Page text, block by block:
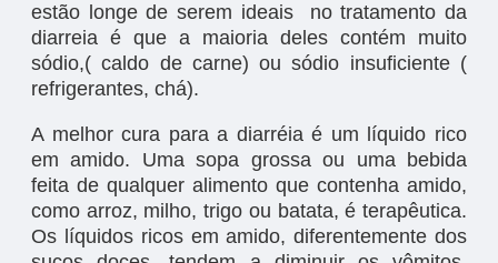
estão longe de serem ideais no tratamento da
diarreia é que a maioria deles contém muito
sódio,( caldo de carne) ou sódio insuficiente (
refrigerantes, chá).
A melhor cura para a diarréia é um líquido rico
em amido. Uma sopa grossa ou uma bebida
feita de qualquer alimento que contenha amido,
como arroz, milho, trigo ou batata, é terapêutica.
Os líquidos ricos em amido, diferentemente dos